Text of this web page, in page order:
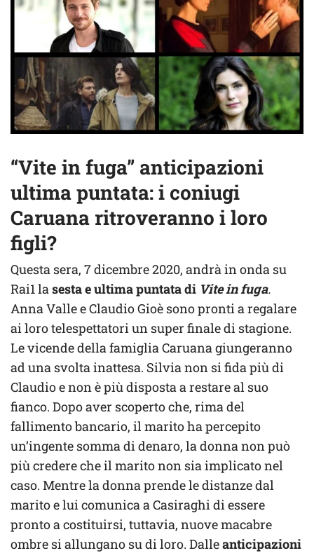
“Vite in fuga” anticipazioni
ultima puntata: i coniugi
Caruana ritroveranno i loro
figli?
Questa sera, 7 dicembre 2020, andrà in onda su
Rai1 la sesta e ultima puntata di Vite in fuga.
Anna Valle e Claudio Gioè sono pronti a regalare
ai loro telespettatori un super finale di stagione.
Le vicende della famiglia Caruana giungeranno
ad una svolta inattesa. Silvia non si fida più di
Claudio e non è più disposta a restare al suo
fianco. Dopo aver scoperto che, rima del
fallimento bancario, il marito ha percepito
un’ingente somma di denaro, la donna non può
più credere che il marito non sia implicato nel
caso. Mentre la donna prende le distanze dal
marito e lui comunica a Casiraghi di essere
pronto a costituirsi, tuttavia, nuove macabre
ombre si allungano su di loro. Dalleanticipazioni